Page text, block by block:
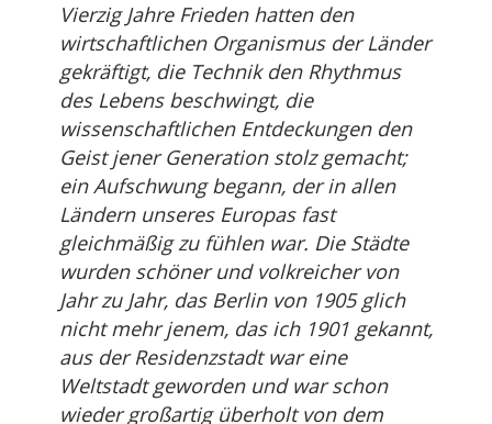
Vierzig Jahre Frieden hatten den
wirtschaftlichen Organismus der Länder
gekräftigt, die Technik den Rhythmus
des Lebens beschwingt, die
wissenschaftlichen Entdeckungen den
Geist jener Generation stolz gemacht;
ein Aufschwung begann, der in allen
Ländern unseres Europas fast
gleichmäßig zu fühlen war. Die Städte
wurden schöner und volkreicher von
Jahr zu Jahr, das Berlin von 1905 glich
nicht mehr jenem, das ich 1901 gekannt,
aus der Residenzstadt war eine
Weltstadt geworden und war schon
wieder großartig überholt von dem